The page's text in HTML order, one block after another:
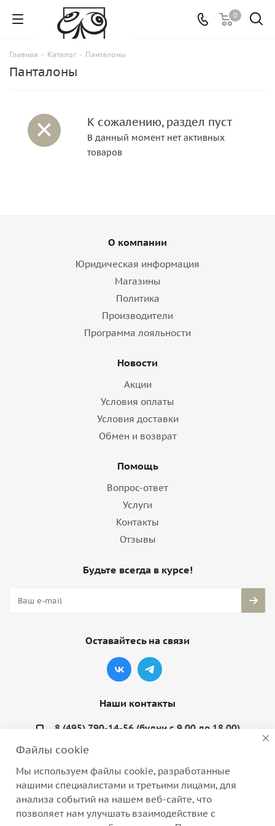
0
Главная - Каталог - Панталоны
Панталоны
К сожалению, раздел пуст
В данный момент нет активных
товаров
О компании
Юридическая информация
Магазины
Политика
Производители
Программа лояльности
Новости
Акции
Условия оплаты
Условия доставки
Обмен и возврат
Помощь
Вопрос-ответ
Услуги
Контакты
Отзывы
Будьте всегда в курсе!
Оставайтесь на связи
Наши контакты
8 (495) 790-14-56 (будни с 9.00 до 18.00)
Варшавское шоссе, д. 132, стр. 9
Файлы cookie
Мы используем файлы cookie, разработанные
нашими специалистами и третьими лицами, для
анализа событий на нашем веб-сайте, что
позволяет нам улучшать взаимодействие с